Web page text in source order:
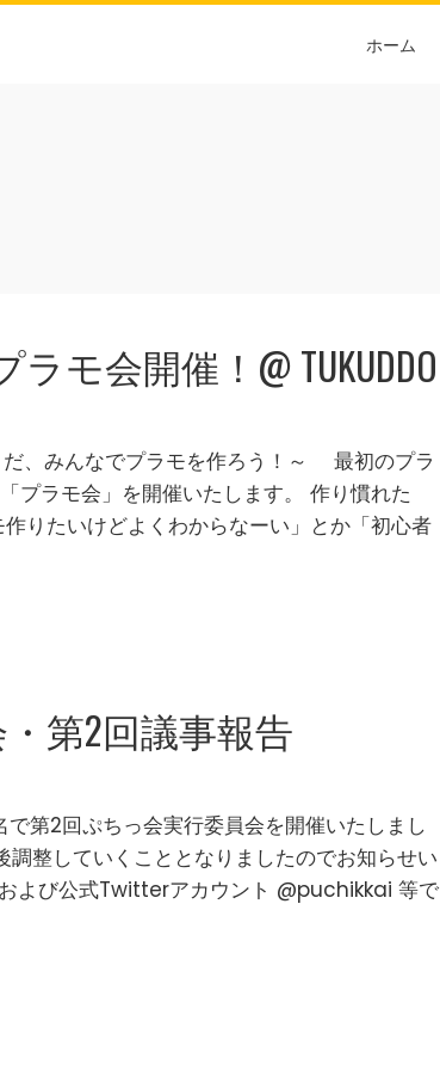
ホーム
モ会開催！@ TUKUDDO
、みんなでプラモを作ろう！～ 最初のプラ
プラモ会」を開催いたします。 作り慣れた
りたいけどよくわからなーい」とか「初心者
第2回議事報告
第2回ぷちっ会実行委員会を開催いたしまし
整していくこととなりましたのでお知らせい
よび公式Twitterアカウント @puchikkai 等で